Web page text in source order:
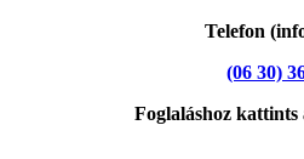
Telefon
(06 30)
Foglaláshoz